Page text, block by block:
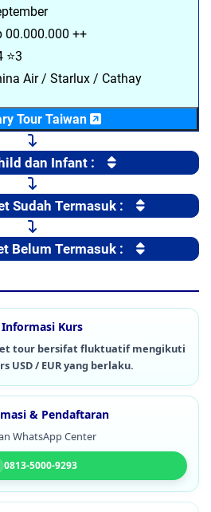
00.000.000 ++
⭐3
Air / Starlux / Cathay
Tour Taiwan
dan Infant :
Sudah Termasuk :
Belum Termasuk :
Informasi Kurs
tour bersifat fluktuatif mengikuti
USD / EUR yang berlaku.
& Pendaftaran
WhatsApp Center
0813-5000-9293